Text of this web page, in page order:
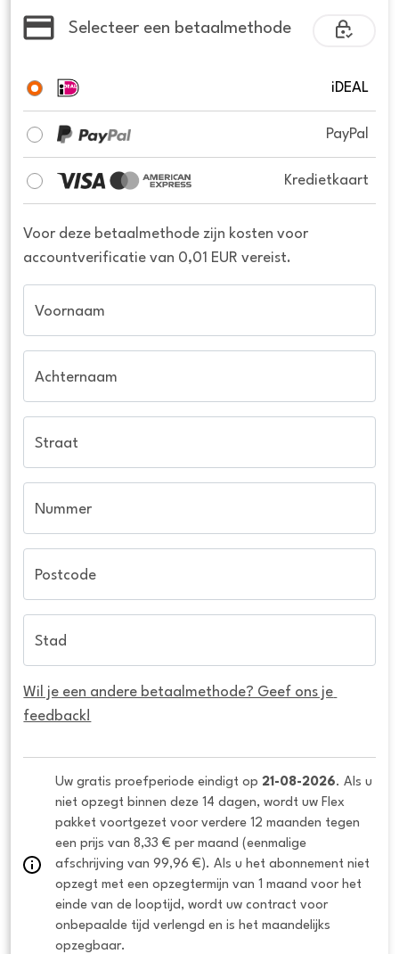
Selecteer een betaalmethode
iDEAL
PayPal
Kredietkaart
Voor deze betaalmethode zijn kosten voor
accountverificatie van 0,01 EUR vereist.
Voornaam
Achternaam
Straat
Nummer
Postcode
Stad
Wil je een andere betaalmethode? Geef ons je
feedback!
Uw gratis proefperiode eindigt op 21-08-2026. Als u
niet opzegt binnen deze 14 dagen, wordt uw Flex
pakket voortgezet voor verdere 12 maanden tegen
een prijs van 8,33 € per maand (eenmalige
afschrijving van 99,96 €). Als u het abonnement niet
opzegt met een opzegtermijn van 1 maand voor het
einde van de looptijd, wordt uw contract voor
onbepaalde tijd verlengd en is het maandelijks
opzegbaar.